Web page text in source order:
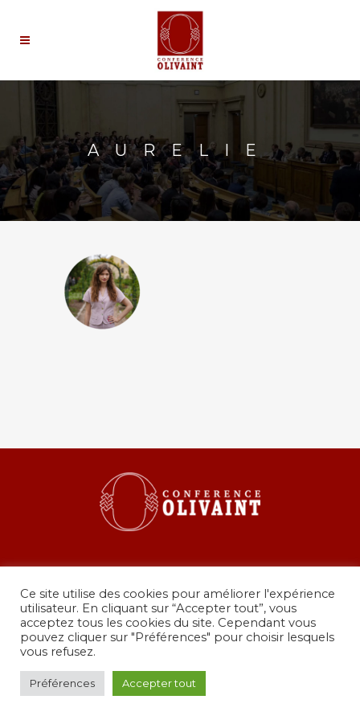
AURELIE
36 rue de Grenelle, 75007 Paris
presidence@conferenceolivaint.fr
© Copyright 2024 - Conférence Olivaint -
Ce site utilise des cookies pour améliorer l'expérience
utilisateur. En cliquant sur “Accepter tout”, vous
acceptez tous les cookies du site. Cependant vous
pouvez cliquer sur "Préférences" pour choisir lesquels
vous refusez.
Préférences Accepter tout